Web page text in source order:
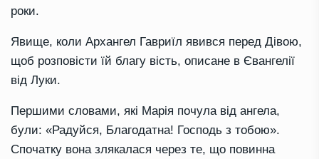
роки.
Явище, коли Архангел Гавриїл явився перед Дівою,
щоб розповісти їй благу вість, описане в Євангелії
від Луки.
Першими словами, які Марія почула від ангела,
були: «Радуйся, Благодатна! Господь з тобою».
Спочатку вона злякалася через те, що повинна